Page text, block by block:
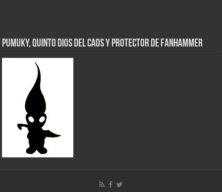
Pumuky, Quinto Dios del Caos y Protector de FanHammer